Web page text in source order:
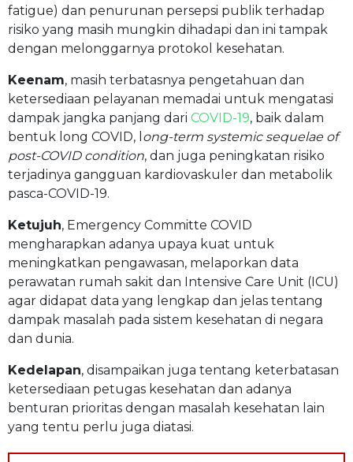
fatigue) dan penurunan persepsi publik terhadap
risiko yang masih mungkin dihadapi dan ini tampak
dengan melonggarnya protokol kesehatan.
Keenam, masih terbatasnya pengetahuan dan
ketersediaan pelayanan memadai untuk mengatasi
dampak jangka panjang dari COVID-19, baik dalam
bentuk long COVID, l ong-term systemic sequelae of
post-COVID condition, dan juga peningkatan risiko
terjadinya gangguan kardiovaskuler dan metabolik
pasca-COVID-19.
Ketujuh, Emergency Committe COVID
mengharapkan adanya upaya kuat untuk
meningkatkan pengawasan, melaporkan data
perawatan rumah sakit dan Intensive Care Unit (ICU)
agar didapat data yang lengkap dan jelas tentang
dampak masalah pada sistem kesehatan di negara
dan dunia.
Kedelapan, disampaikan juga tentang keterbatasan
ketersediaan petugas kesehatan dan adanya
benturan prioritas dengan masalah kesehatan lain
yang tentu perlu juga diatasi.